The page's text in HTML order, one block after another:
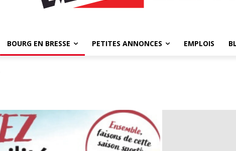
BOURG EN BRESSE PETITES ANNONCES EMPLOIS